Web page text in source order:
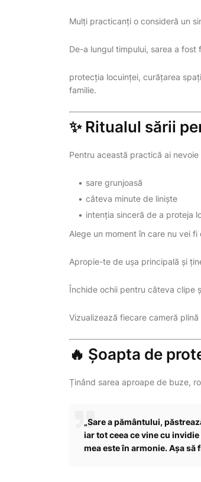
Mulți practicanți o consideră un
De-a lungul timpului, sarea a fost
protecția locuinței, curățarea
familie.
✨ Ritualul sării
Pentru această practică ai nevoie
sare grunjoasă
câteva minute de liniște
intenția sinceră de a proteja
Alege un moment în care nu vei fi
Apropie-te de ușa principală și
Închide ochii pentru câteva clipe
Vizualizează fiecare cameră
🔥 Șoapta de
Ținând sarea aproape de buze,
„Sare a pământului,
iar tot ceea ce vine cu
mea este în armonie. Așa să